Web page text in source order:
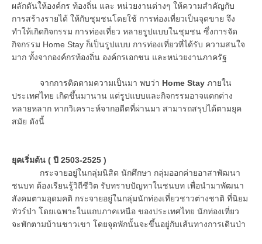
ผลักดันให้องค์กร ท้องถิ่น และ หน่วยงานต่างๆ ให้ความสำคัญกับ
การสร้างรายได้ ให้กับชุมชนโดยใช้ การท่องเที่ยวเป็นจุดขาย จึง
ทำให้เกิดกิจกรรม การท่องเที่ยว หลายรูปแบบในชุมชน ซึ่งการจัด
กิจกรรม Home Stay ก็เป็นรูปแบบ การท่องเที่ยวที่ได้รับ ความสนใจ
มาก ทั้งจากองค์กรท้องถิ่น องค์กรเอกชน และหน่วยงานภาครัฐ
จากการติดตามความเป็นมา พบว่า Home Stay ภายใน
ประเทศไทย เกิดขึ้นมานาน แต่รูปแบบและกิจกรรมอาจแตกต่าง
หลายหลาก หากวิเคราะห์จากอดีตที่ผ่านมา สามารถสรุปได้ตามยุค
สมัย ดังนี้
ยุคเริ่มต้น ( ปี 2503-2525 )
กระจายอยู่ในกลุ่มนิสิต นักศึกษา กลุ่มออกค่ายอาสาพัฒนา
ชนบท ต้องเรียนรู้วิถีชีวิต รับทราบปัญหาในชนบท เพื่อนำมาพัฒนา
สังคมตามอุดมคติ กระจายอยู่ในกลุ่มนักท่องเที่ยวชาวต่างชาติ ที่นิยม
ทัวร์ป่า โดยเฉพาะในแถบภาคเหนือ ของประเทศไทย นักท่องเที่ยว
จะพักตามบ้านชาวเขา โดยจุดพักนั้นจะขึ้นอยู่กับเส้นทางการเดินป่า